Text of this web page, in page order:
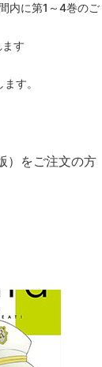
内に第1～4巻のご
す
す。
）をご注文の方